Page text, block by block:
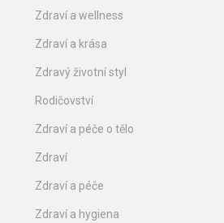
Zdraví a wellness
Zdraví a krása
Zdravý životní styl
Rodičovství
Zdraví a péče o tělo
Zdraví
Zdraví a péče
Zdraví a hygiena